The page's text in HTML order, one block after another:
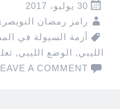
30 يوليو، 2017
رامز رمضان
أزمة السيولة في
الليبي, الوضع الليبي,
A COMMENT